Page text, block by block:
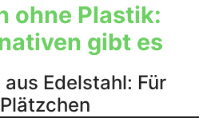
ohne Plastik:
gibt es
Edelstahl: Für